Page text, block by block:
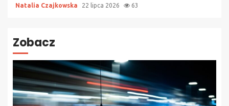
Natalia Czajkowska 22 lipca 2026 63
Zobacz